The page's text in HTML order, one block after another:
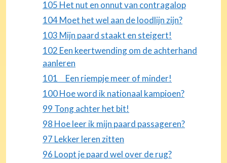
105 Het nut en onnut van contragalop
104 Moet het wel aan de loodlijn zijn?
103 Mijn paard staakt en steigert!
102 Een keertwending om de achterhand
aanleren
101 Een riempje meer of minder!
100 Hoe word ik nationaal kampioen?
99 Tong achter het bit!
98 Hoe leer ik mijn paard passageren?
97 Lekker leren zitten
96 Loopt je paard wel over de rug?